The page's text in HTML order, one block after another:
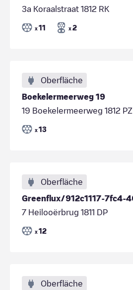
3a Koraalstraat 1812 RK
x 11 x 2
Oberfläche
Boekelermeerweg 19
19 Boekelermeerweg 1812 PZ
x 13
Oberfläche
7 Heilooërbrug 1811 DP
x 12
Oberfläche